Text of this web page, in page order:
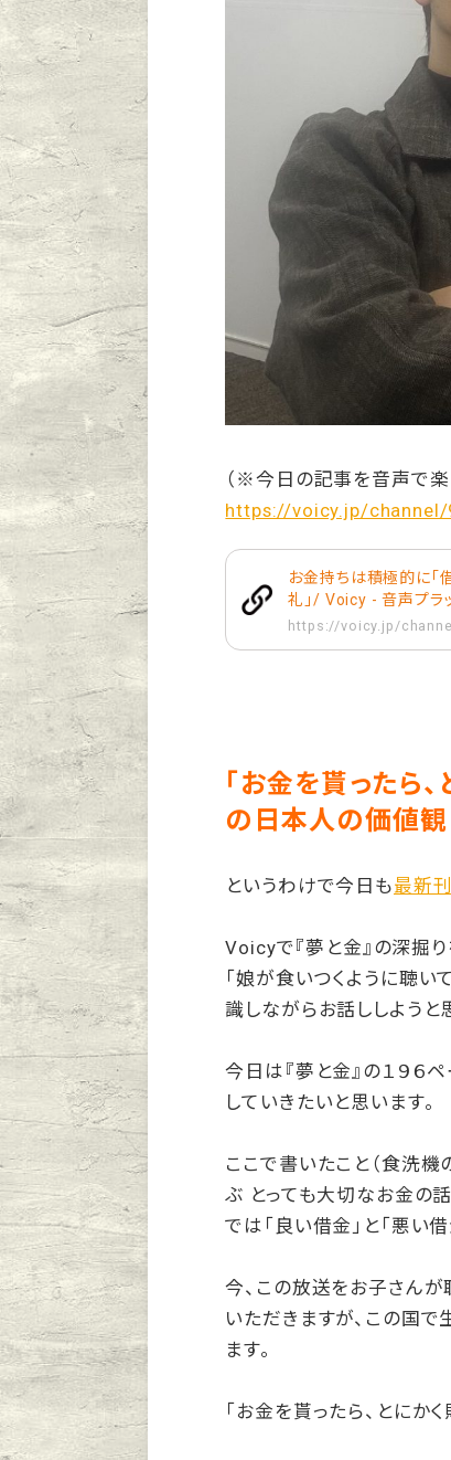
（※今日の記事を音声で
https://voicy.jp/channel/
お金持ちは積極的に「
礼」/ Voicy - 音声プラ
https://voicy.jp/
「お金を貰ったら
の日本人の価値観
というわけで今日も最新刊
Voicyで『夢と金』の深掘
「娘が食いつくように聴い
識しながらお話ししようと
今日は『夢と金』の１９６
していきたいと思います。
ここで書いたこと（食洗機
ぶ とっても大切なお金の話
では「良い借金」と「悪い
今、この放送をお子さんが
いただきますが、この国で
ます。
「お金を貰ったら、とにかく